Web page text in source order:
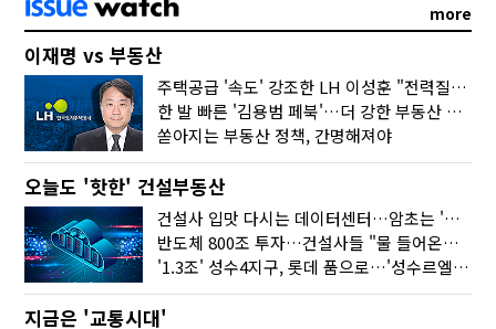
more
이재명 vs 부동산
주택공급 '속도' 강조한 LH 이성훈 "전력질주해야"
한 발 빠른 '김용범 페북'…더 강한 부동산 규제 나오나
쏟아지는 부동산 정책, 간명해져야
오늘도 '핫한' 건설부동산
건설사 입맛 다시는 데이터센터…암초는 '주민 반대'
반도체 800조 투자…건설사들 "물 들어온다!"
'1.3조' 성수4지구, 롯데 품으로…'성수르엘 S70' 거듭
지금은 '교통시대'